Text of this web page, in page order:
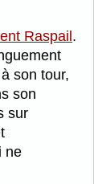
Raspail .
son tour,
son
sur
ne